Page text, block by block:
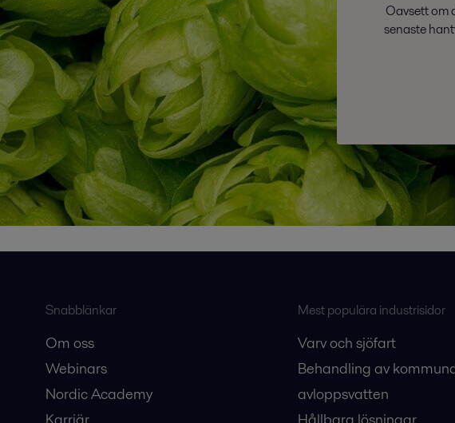
Oavsett om
senaste
Snabblänkar
Om oss
Webinars
Nordic Academy
Mest populära industrisidor
Varv och sjöfart
Behandling av
avloppsvatten